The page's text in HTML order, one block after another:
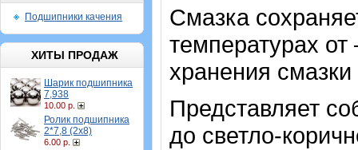
Подшипники качения
ХИТЫ ПРОДАЖ
Шарик подшипника
7,938
10.00 р.
Ролик подшипника
2*7,8 (2х8)
6.00 р.
Смазка
температурах
хранения
Представляет
до светло-